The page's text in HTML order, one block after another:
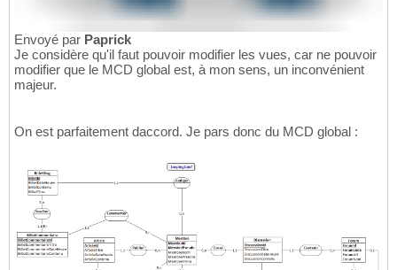
Envoyé par Paprick
Je considère qu'il faut pouvoir modifier les vues, car ne pouvoir
modifier que le MCD global est, à mon sens, un inconvénient
majeur.
On est parfaitement daccord. Je pars donc du MCD global :